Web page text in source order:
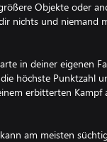
Objekte oder
nichts und niemand
in deiner eigenen
höchste Punktzahl
erbitterten Kampf
am meisten